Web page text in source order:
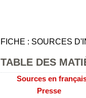
FICHE : SOURCES
TABLE DES
Sources en
Presse